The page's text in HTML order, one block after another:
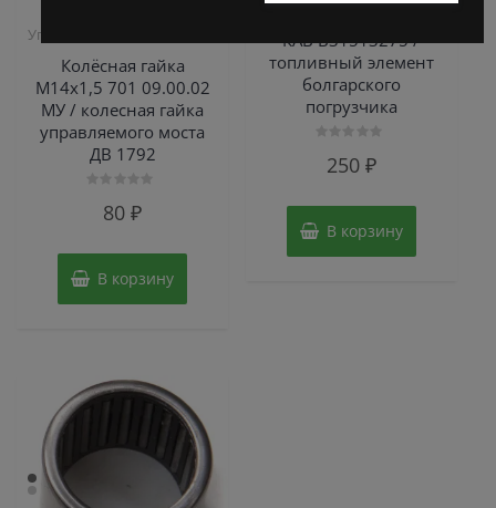
Управляемый мост ДВ 1792
Колёсная гайка
М14х1,5 701 09.00.02
МУ / колесная гайка
управляемого моста
ДВ 1792
80₽
В корзину
КАВ B31513275 /
топливный элемент
болгарского
погрузчика
250 ₽
В корзину